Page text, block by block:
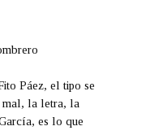
Páez, el tipo se
mal, la letra, la
es lo que